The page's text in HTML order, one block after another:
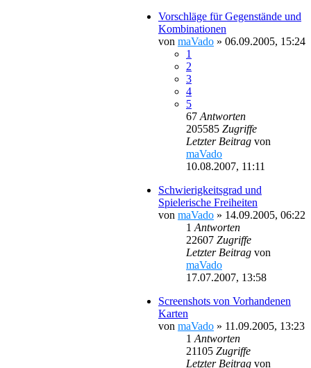
Vorschläge für Gegenstände und
Kombinationen
von maVado » 06.09.2005, 15:24
1
2
3
4
5
67 Antworten
205585 Zugriffe
Letzter Beitrag von
maVado
10.08.2007, 11:11
Schwierigkeitsgrad und
Spielerische Freiheiten
von maVado » 14.09.2005, 06:22
1 Antworten
22607 Zugriffe
Letzter Beitrag von
maVado
17.07.2007, 13:58
Screenshots von Vorhandenen
Karten
von maVado » 11.09.2005, 13:23
1 Antworten
21105 Zugriffe
Letzter Beitrag von